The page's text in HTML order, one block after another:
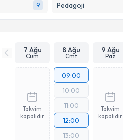
9 Pedagoji
7 Ağu
Cum
8 Ağu
Cmt
9 Ağu
Paz
Takvim
kapalıdır
09:00
10:00
11:00
12:00
13:00
Takvim
kapalıdır